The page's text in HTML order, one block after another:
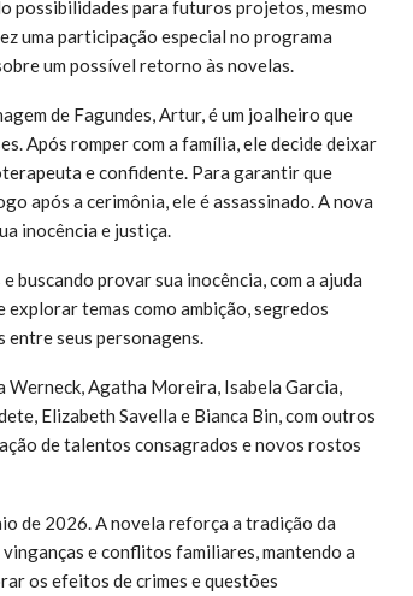
possibilidades para futuros projetos, mesmo
uma participação especial no programa
um possível retorno às novelas.
de Fagundes, Artur, é um joalheiro que
Após romper com a família, ele decide deixar
e confidente. Para garantir que
após a cerimônia, ele é assassinado. A nova
inocência e justiça.
buscando provar sua inocência, com a ajuda
explorar temas como ambição, segredos
entre seus personagens.
Werneck, Agatha Moreira, Isabela Garcia,
Elizabeth Savella e Bianca Bin, com outros
de talentos consagrados e novos rostos
de 2026. A novela reforça a tradição da
e conflitos familiares, mantendo a
os efeitos de crimes e questões